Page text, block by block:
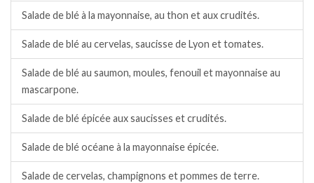
Salade de blé à la mayonnaise, au thon et aux crudités.
Salade de blé au cervelas, saucisse de Lyon et tomates.
Salade de blé au saumon, moules, fenouil et mayonnaise au
mascarpone.
Salade de blé épicée aux saucisses et crudités.
Salade de blé océane à la mayonnaise épicée.
Salade de cervelas, champignons et pommes de terre.